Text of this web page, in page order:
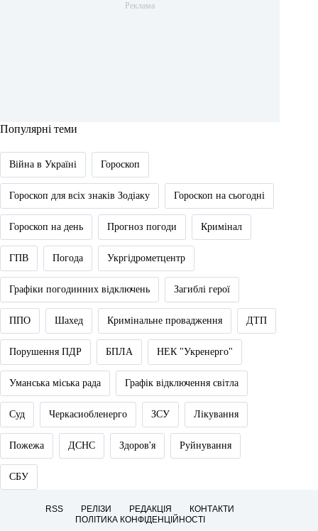
Популярні теми
Війна в Україні Гороскоп
Гороскоп для всіх знаків Зодіаку Гороскоп на сьогодні
Гороскоп на день Прогноз погоди Кримінал
ГПВ Погода Укргідрометцентр
Графіки погодинних відключень Загиблі герої
ППО Шахед Кримінальне провадження ДТП
Порушення ПДР БПЛА НЕК "Укренерго"
Уманська міська рада Графік відключення світла
Суд Черкасиобленерго ЗСУ Лікування
Пожежа ДСНС Здоров'я Руйнування
СБУ
RSS РЕЛІЗИ РЕДАКЦІЯ
КОНТАКТИ
ПОЛІТИКА КОНФІДЕНЦІЙНОСТІ